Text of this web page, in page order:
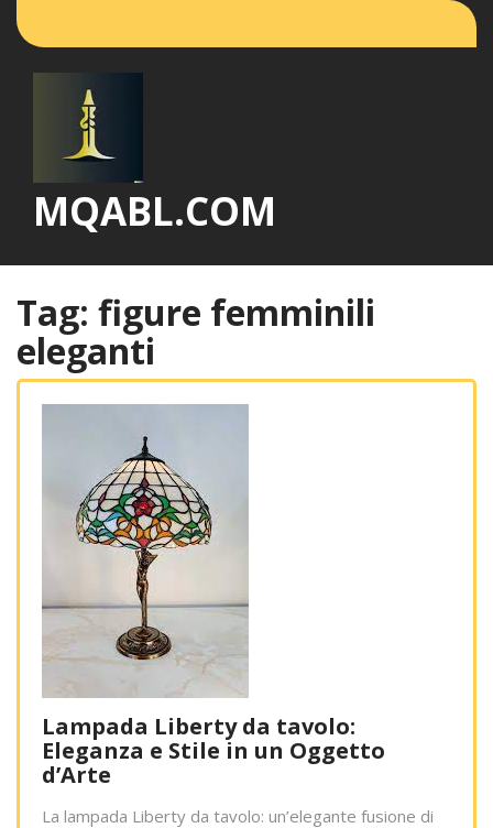
MQABL.COM
Tag: figure femminili
eleganti
Lampada Liberty da tavolo:
Eleganza e Stile in un Oggetto
d’Arte
La lampada Liberty da tavolo: un’elegante fusione di